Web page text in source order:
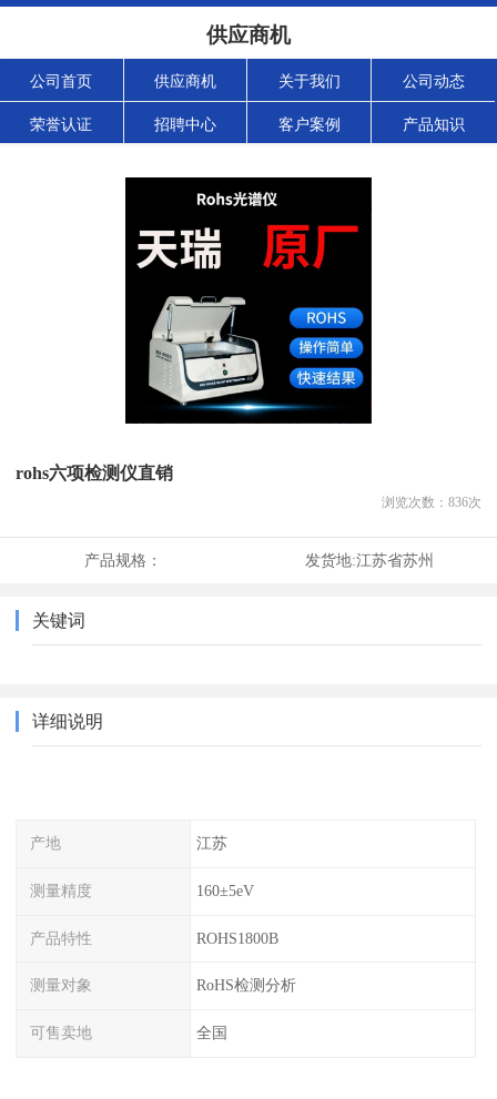
供应商机
公司首页 供应商机 关于我们 公司动态
荣誉认证 招聘中心 客户案例 产品知识
rohs六项检测仪直销
浏览次数： 836次
产品规格： 发货地:江苏省苏州
关键词
详细说明
产地 江苏
测量精度 160±5eV
产品特性 ROHS1800B
测量对象 RoHS检测分析
可售卖地 全国